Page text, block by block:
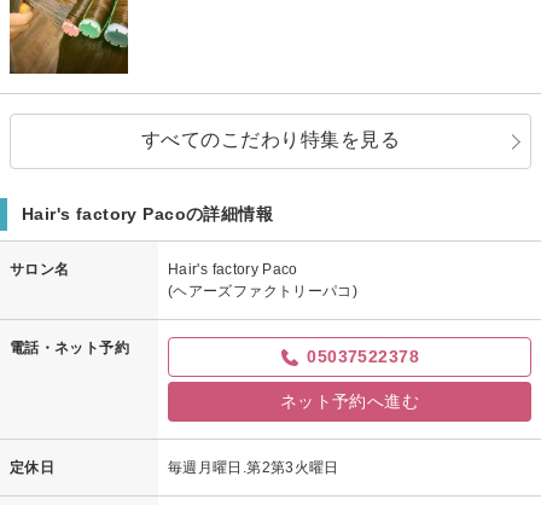
すべてのこだわり特集を見る
Hair's factory Pacoの詳細情報
サロン名
Hair's factory Paco
(ヘアーズファクトリーパコ)
電話・ネット予約 05037522378
ネット予約へ進む
定休日 毎週月曜日.第2第3火曜日